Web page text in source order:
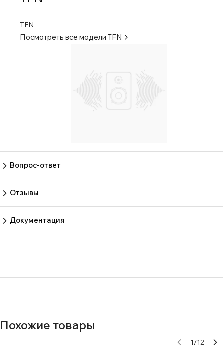
TFN
Посмотреть все модели TFN
Вопрос-ответ
Отзывы
Документация
Похожие товары
1/12